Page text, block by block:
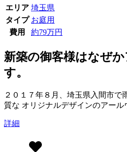
エリア 埼玉県
タイプ お庭用
費用
約79万円
新築の御客様はなぜ
す。
２０１７年８月、埼玉県入間市で
質な オリジナルデザインのアー
詳細